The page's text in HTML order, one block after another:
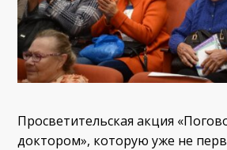
Просветительская акция
доктором», которую уже не